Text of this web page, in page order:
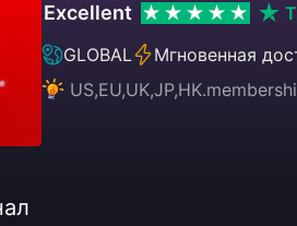
Excellent
GLOBAL
Мгновенная